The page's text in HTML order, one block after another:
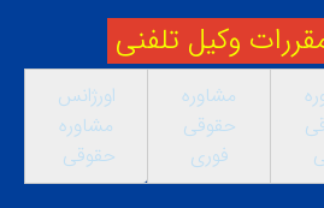
وکیل تلفنی
مشاوره
حقوقی
فوری
اورژانس
مشاوره
حقوقی